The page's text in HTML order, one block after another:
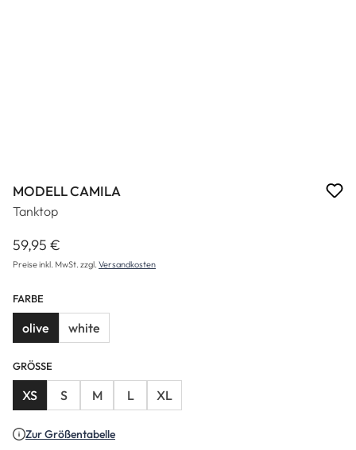
MODELL CAMILA
Tanktop
Regulärer Preis:
59,95 €
Preise inkl. MwSt. zzgl. Versandkosten
FARBE
olive white
GRÖSSE
XS S M L XL
Zur Größentabelle